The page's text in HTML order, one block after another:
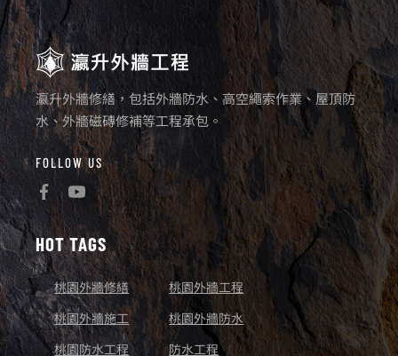
瀛升外牆修繕，包括外牆防水、高空繩索作業、屋頂防
水、外牆磁磚修補等工程承包。
FOLLOW US
HOT TAGS
桃園外牆修繕 桃園外牆工程
桃園外牆施工 桃園外牆防水
桃園防水工程 防水工程